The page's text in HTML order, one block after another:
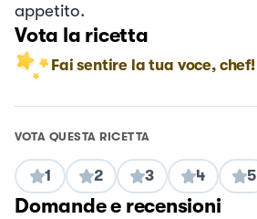
appetito.
Vota la ricetta
Fai sentire la tua voce, chef!
VOTA QUESTA RICETTA
1 2 3 4 5
Domande e recensioni